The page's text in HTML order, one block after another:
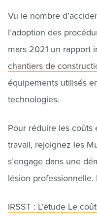
Vu le nombre
l’adoption des
mars 2021 un rapport
chantiers de
équipements utilisés
technologies.
Pour réduire les coûts
travail, rejoignez les
s’engage dans une
lésion
IRSST : L’étude Le